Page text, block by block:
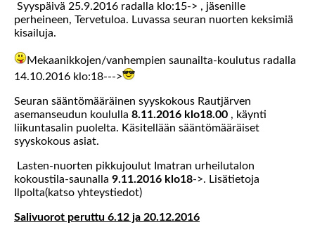
Syyspäivä 25.9.2016 radalla klo:15-> , jäsenille
perheineen, Tervetuloa. Luvassa seuran nuorten keksimiä
kisailuja.
Mekaanikkojen/vanhempien saunailta-koulutus radalla
14.10.2016 klo:18--->
Seuran sääntömääräinen syyskokous Rautjärven
asemanseudun koululla 8.11.2016 klo18.00 , käynti
liikuntasalin puolelta. Käsitellään sääntömääräiset
syyskokous asiat.
Lasten-nuorten pikkujoulut Imatran urheilutalon
kokoustila-saunalla 9.11.2016 klo18->. Lisätietoja
Ilpolta(katso yhteystiedot)
Salivuorot peruttu 6.12 ja 20.12.2016